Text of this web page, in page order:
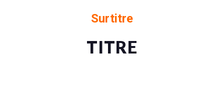
Surtitre
TITRE